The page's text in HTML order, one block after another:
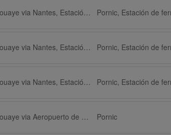
Bouaye via Nantes, Estación de ferrocarril Pornic, Estación de
Bouaye via Nantes, Estación de ferrocarril Pornic, Estación de
Bouaye via Nantes, Estación de ferrocarril Pornic, Estación de
Bouaye via Aeropuerto de Nantes Atlantique (NTE) Pornic